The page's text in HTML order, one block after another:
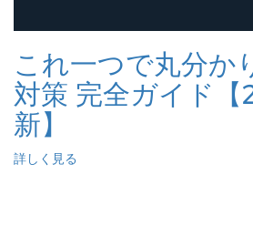
これ一つで丸分か
対策 完全ガイド
新】
詳しく見る